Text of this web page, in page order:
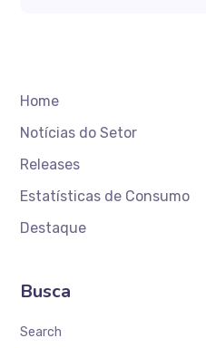
Home
Notícias do Setor
Releases
Estatísticas de Consumo
Destaque
Busca